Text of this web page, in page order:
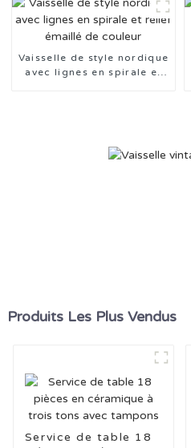
Vaisselle de style nordique
avec lignes en spirale et
Produits Les Plus Vendus
Service de table 18